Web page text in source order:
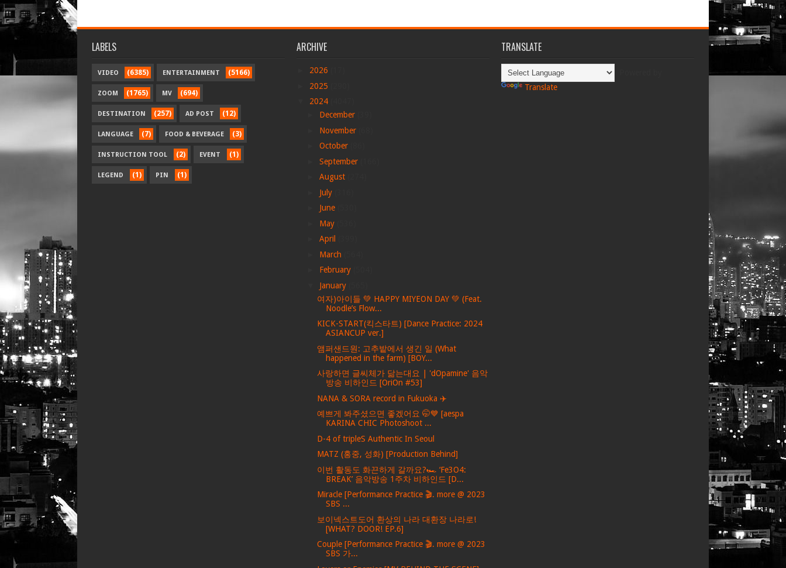
LABELS
VIDEO (6385) ENTERTAINMENT (5166)
ZOOM (1765) MV (694)
DESTINATION (257) AD POST (12)
LANGUAGE (7) FOOD & BEVERAGE (3)
INSTRUCTION TOOL (2) EVENT (1)
LEGEND (1) PIN (1)
ARCHIVE
2026
2025
2024
December
November
October
September
August
July
June
May
April
March
February
January
여자)아이들 💚 HAPPY MIYEON DAY 💚 (Feat.
Noodle’s Flow...
KICK-START(킥스타트) [Dance Practice: 2024
ASIANCUP ver.]
앰퍼샌드원: 고추밭에서 생긴 일 (What
happened in the farm) [BOY...
사랑하면 글씨체가 닮는대요 | 'dOpamine' 음악
방송 비하인드 [OriOn #53]
NANA & SORA record in Fukuoka ✈️
예쁘게 봐주셨으면 좋겠어요 🤭💙 [aespa
KARINA CHIC Photoshoot ...
D-4 of tripleS Authentic In Seoul
MATZ (홍중, 성화) [Production Behind]
이번 활동도 화끈하게 갈까요?🏎 ‘Fe3O4:
BREAK’ 음악방송 1주차 비하인드 [D...
Miracle [Performance Practice 🎬. more @ 2023
SBS ...
보이넥스트도어 환상의 나라 대환장 나라로!
[WHAT? DOOR! EP.6]
Couple [Performance Practice 🎬. more @ 2023
SBS 가...
TRANSLATE
Translate